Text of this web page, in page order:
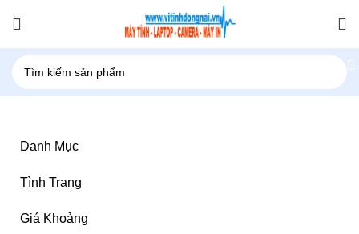
Danh Mục
Tình Trạng
Giá Khoảng